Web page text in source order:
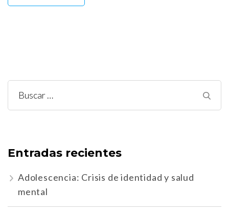
Buscar:
Entradas recientes
Adolescencia: Crisis de identidad y salud
mental